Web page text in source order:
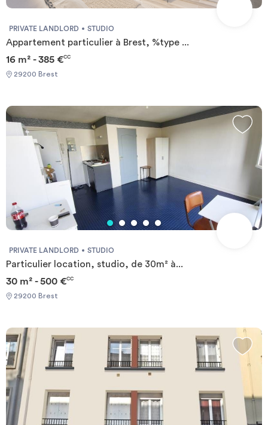
PRIVATE LANDLORD STUDIO
Appartement particulier à Brest, %type ...
16 m² - 385 €CC
29200 Brest
PRIVATE LANDLORD STUDIO
Particulier location, studio, de 30m² à...
30 m² - 500 €CC
29200 Brest